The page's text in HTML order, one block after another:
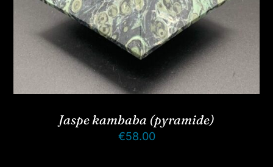
Jaspe kambaba (pyramide)
€58.00